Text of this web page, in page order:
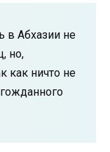
в Абхазии не
но,
как ничто не